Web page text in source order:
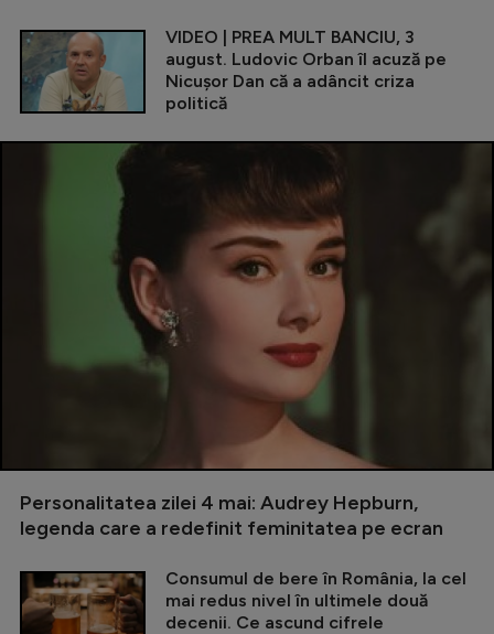
VIDEO | PREA MULT BANCIU, 3
august. Ludovic Orban îl acuză pe
Nicușor Dan că a adâncit criza
politică
Personalitatea zilei 4 mai: Audrey Hepburn,
legenda care a redefinit feminitatea pe ecran
Consumul de bere în România, la cel
mai redus nivel în ultimele două
decenii. Ce ascund cifrele